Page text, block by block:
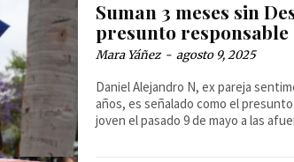
Suman 3 meses sin
presunto
Mara Yáñez - agosto 9, 2025
Daniel Alejandro N, ex pareja
años, es señalado como el
joven el pasado 9 de mayo a las